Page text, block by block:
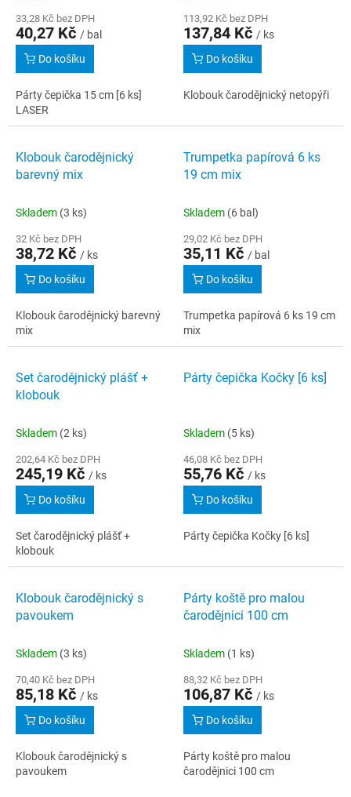
33,28 Kč bez DPH
40,27 Kč / bal
Do košíku
Párty čepička 15 cm [6 ks]
LASER
113,92 Kč bez DPH
137,84 Kč / ks
Do košíku
Klobouk čarodějnický netopýři
Klobouk čarodějnický
barevný mix
Skladem (3 ks)
32 Kč bez DPH
38,72 Kč / ks
Do košíku
Klobouk čarodějnický barevný
mix
Trumpetka papírová 6 ks
19 cm mix
Skladem (6 bal)
29,02 Kč bez DPH
35,11 Kč / bal
Do košíku
Trumpetka papírová 6 ks 19 cm
mix
Set čarodějnický plášť +
klobouk
Skladem (2 ks)
202,64 Kč bez DPH
245,19 Kč / ks
Do košíku
Set čarodějnický plášť +
klobouk
Párty čepička Kočky [6 ks]
Skladem (5 ks)
46,08 Kč bez DPH
55,76 Kč / ks
Do košíku
Párty čepička Kočky [6 ks]
Klobouk čarodějnický s
pavoukem
Skladem (3 ks)
70,40 Kč bez DPH
85,18 Kč / ks
Do košíku
Klobouk čarodějnický s
pavoukem
Párty koště pro malou
čarodějnici 100 cm
Skladem (1 ks)
88,32 Kč bez DPH
106,87 Kč / ks
Do košíku
Párty koště pro malou
čarodějnici 100 cm